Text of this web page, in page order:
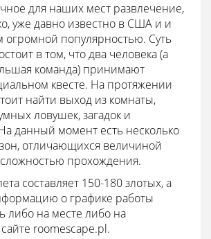
для наших мест развлечение,
уже давно известно в США и и
огромной популярностью. Суть
в том, что два человека (а
команда) принимают
квесте. На протяжении
найти выход из комнаты,
ловушек, загадок и
данный момент есть несколько
отличающихся величиной
прохождения.
составляет 150-180 злотых, а
о графике работы
либо на месте либо на
roomescape.pl.